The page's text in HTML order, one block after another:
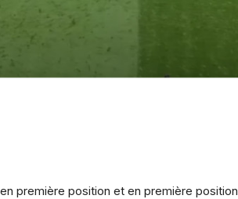
première position et en première position